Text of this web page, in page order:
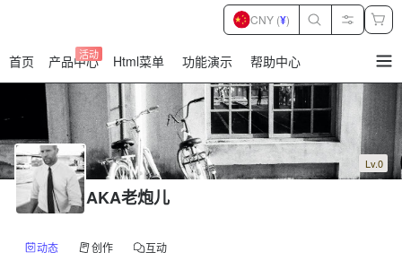
首页 产品中心
活动 Html菜单 功能演示 帮助中心
CNY (¥)
Lv.0
AKA老炮儿
动态 创作 互动